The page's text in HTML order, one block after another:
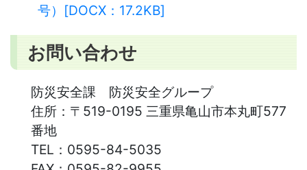
号）[DOCX：17.2KB]
お問い合わせ
防災安全課 防災安全グループ
住所： 〒519-0195 三重県亀山市本丸町577
番地
TEL： 0595-84-5035